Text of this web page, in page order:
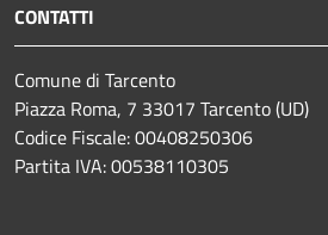
CONTATTI
Comune di Tarcento
Piazza Roma, 7 33017 Tarcento (UD)
Codice Fiscale: 00408250306
Partita IVA: 00538110305